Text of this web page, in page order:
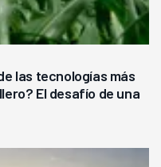
las tecnologías más
El desafío de una